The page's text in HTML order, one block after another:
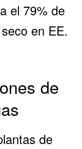
el 79% de
en EE.
de
de